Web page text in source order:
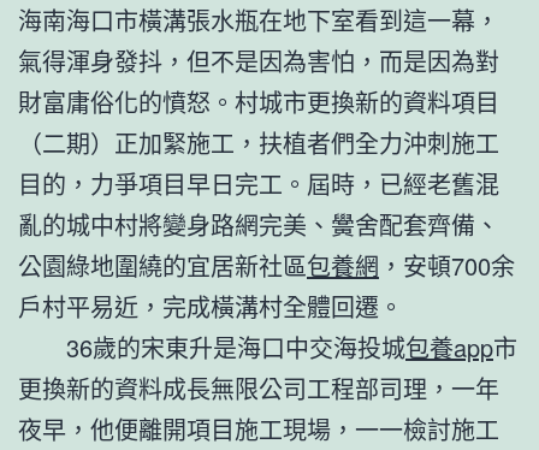
海南海口市橫溝張水瓶在地下室看到這一幕，
氣得渾身發抖，但不是因為害怕，而是因為對
財富庸俗化的憤怒。村城市更換新的資料項目
（二期）正加緊施工，扶植者們全力沖刺施工
目的，力爭項目早日完工。屆時，已經老舊混
亂的城中村將變身路網完美、黌舍配套齊備、
公園綠地圍繞的宜居新社區包養網 ，安頓700余
戶村平易近，完成橫溝村全體回遷。
36歲的宋東升是海口中交海投城包養app市
更換新的資料成長無限公司工程部司理，一年
夜早，他便離開項目施工現場，一一檢討施工